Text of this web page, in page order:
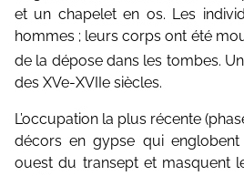
et un chapelet en os. Les
hommes ; leurs corps ont été
de la dépose dans les tombes.
des XVe-XVIIe siècles.
L’occupation la plus récente
décors en gypse qui
ouest du transept et masquent